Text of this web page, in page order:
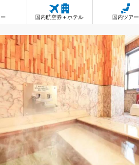
国内航空券＋ホテル 国内ツアー